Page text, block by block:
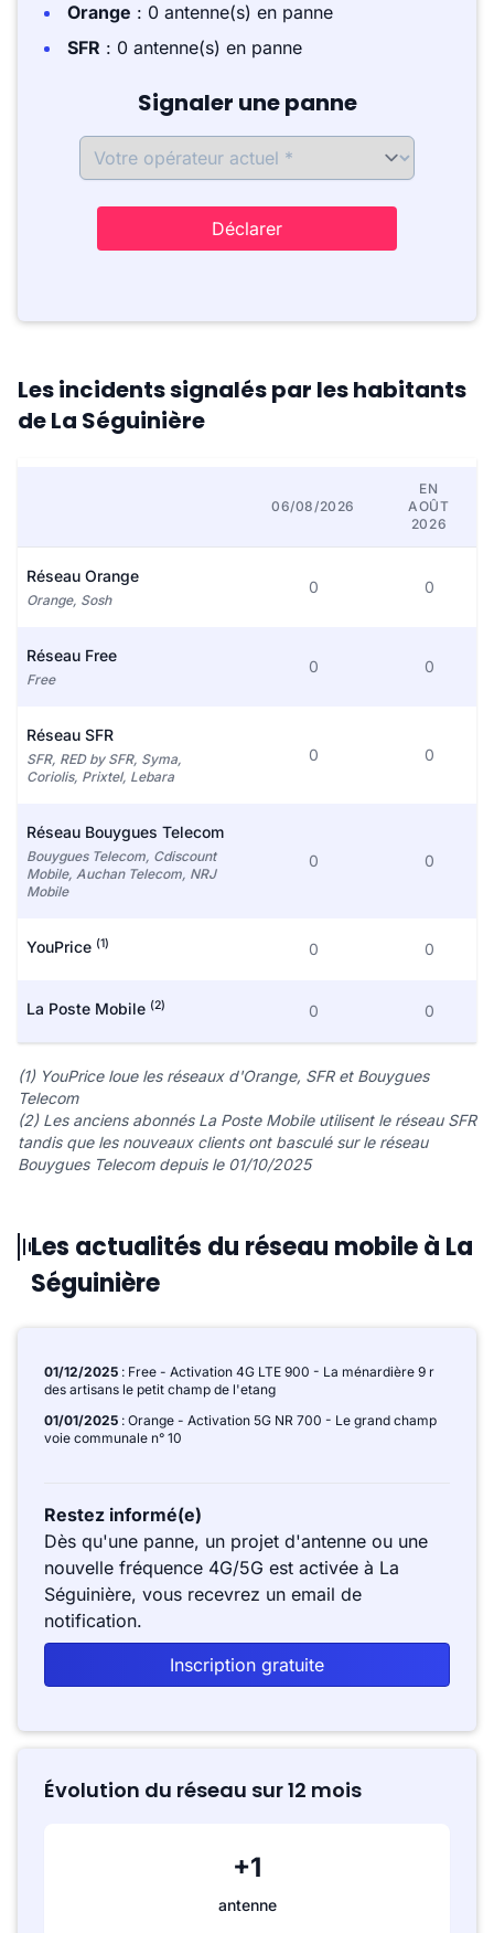
Orange : 0 antenne(s) en panne
SFR : 0 antenne(s) en panne
Signaler une panne
Déclarer
Les incidents signalés par les habitants
de La Séguinière
06/08/2026
EN
AOÛT
2026
Réseau Orange
Orange, Sosh
0 0
Réseau Free
Free
0 0
Réseau SFR
SFR, RED by SFR, Syma,
Coriolis, Prixtel, Lebara
0 0
Réseau Bouygues Telecom
Bouygues Telecom, Cdiscount
Mobile, Auchan Telecom, NRJ
Mobile
0 0
YouPrice (1) 0 0
La Poste Mobile (2) 0 0
(1) YouPrice loue les réseaux d'Orange, SFR et Bouygues
Telecom
(2) Les anciens abonnés La Poste Mobile utilisent le réseau SFR
tandis que les nouveaux clients ont basculé sur le réseau
Bouygues Telecom depuis le 01/10/2025
Les actualités du réseau mobile à La
Séguinière
01/12/2025 : Free - Activation 4G LTE 900 - La ménardière 9 r
des artisans le petit champ de l'etang
01/01/2025 : Orange - Activation 5G NR 700 - Le grand champ
voie communale n° 10
Restez informé(e)
Dès qu'une panne, un projet d'antenne ou une
nouvelle fréquence 4G/5G est activée à La
Séguinière, vous recevrez un email de
notification.
Inscription gratuite
Évolution du réseau sur 12 mois
+1
antenne